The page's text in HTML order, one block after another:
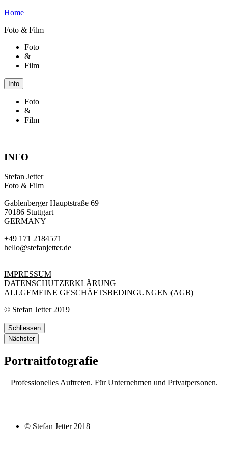
Home
Foto & Film
Foto
&
Film
Info
Foto
&
Film
INFO
Stefan Jetter
Foto & Film
Gablenberger Hauptstraße 69
70186 Stuttgart
GERMANY
+49 171 2184571
hello@stefanjetter.de
IMPRESSUM
DATENSCHUTZERKLÄRUNG
ALLGEMEINE GESCHÄFTSBEDINGUNGEN (AGB)
© Stefan Jetter 2019
Schliessen
Nächster
Portraitfotografie
Professionelles Auftreten. Für Unternehmen und Privatpersonen.
© Stefan Jetter 2018